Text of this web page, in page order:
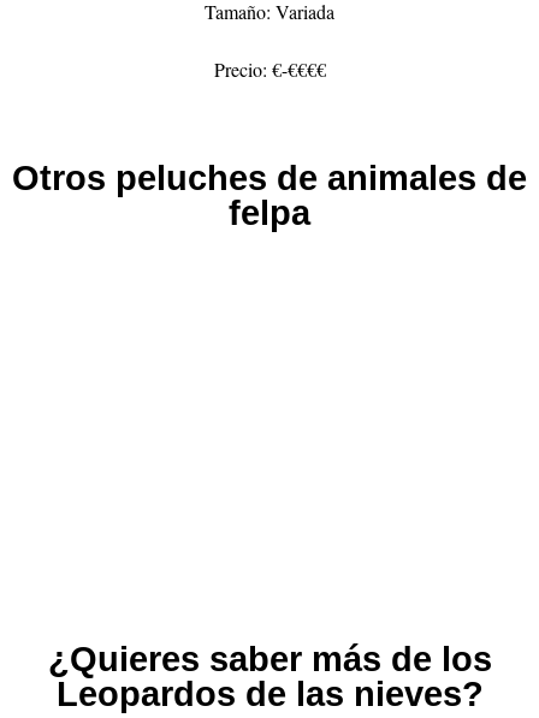
Tamaño: Variada
Precio: €-€€€€
Otros peluches de animales de
felpa
¿Quieres saber más de los
Leopardos de las nieves?